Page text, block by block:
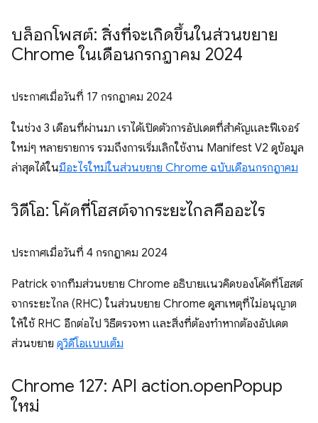
บล็อกโพสต์: สิ่งที่จะเกิดขึ้นในส่วนขยาย
Chrome ในเดือนกรกฎาคม 2024
ประกาศเมื่อวันที่ 17 กรกฎาคม 2024
ในช่วง 3 เดือนที่ผ่านมา เราได้เปิดตัวการอัปเดตที่สำคัญและฟีเจอร์
ใหม่ๆ หลายรายการ รวมถึงการเริ่มเลิกใช้งาน Manifest V2 ดูข้อมูล
ล่าสุดได้ในมีอะไรใหม่ในส่วนขยาย Chrome ฉบับเดือนกรกฎาคม
วิดีโอ: โค้ดที่โฮสต์จากระยะไกลคืออะไร
ประกาศเมื่อวันที่ 4 กรกฎาคม 2024
Patrick จากทีมส่วนขยาย Chrome อธิบายแนวคิดของโค้ดที่โฮสต์
จากระยะไกล (RHC) ในส่วนขยาย Chrome ดูสาเหตุที่ไม่อนุญาต
ให้ใช้ RHC อีกต่อไป วิธีตรวจหา และสิ่งที่ต้องทำหากต้องอัปเดต
ส่วนขยาย ดูวิดีโอแบบเต็ม
Chrome 127: API action.openPopup
ใหม่